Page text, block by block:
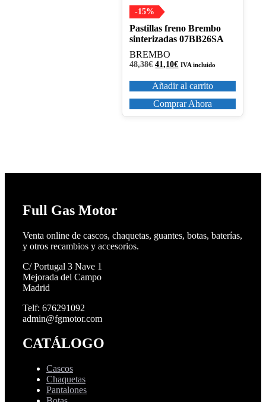
-15%
Pastillas freno Brembo
sinterizadas 07BB26SA
BREMBO
48,38€ El
original
era:
48,38€.
41,10€El
actual
es:
41,10€.
IVA incluido
Añadir al carrito
Comprar Ahora
Full Gas Motor
Venta online de cascos, chaquetas, guantes, botas, baterías,
y otros recambios y accesorios.
C/ Portugal 3 Nave 1
Mejorada del Campo
Madrid
Telf: 676291092
admin@fgmotor.com
CATÁLOGO
Cascos
Chaquetas
Pantalones